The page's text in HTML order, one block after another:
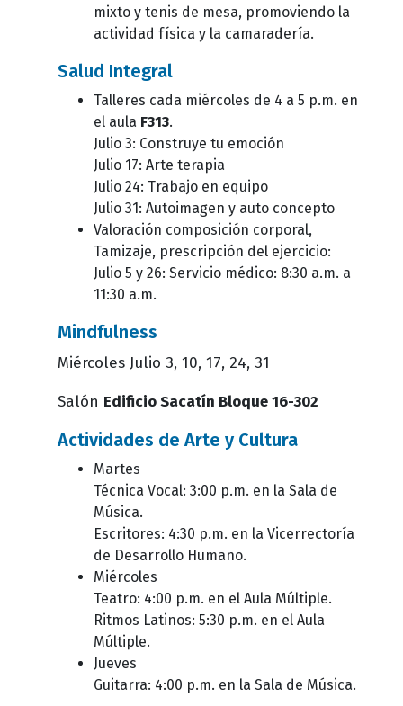
mixto y tenis de mesa, promoviendo la
actividad física y la camaradería.
Salud Integral
Talleres cada miércoles de 4 a 5 p.m. en
el aula F313.
Julio 3: Construye tu emoción
Julio 17: Arte terapia
Julio 24: Trabajo en equipo
Julio 31: Autoimagen y auto concepto
Valoración composición corporal,
Tamizaje, prescripción del ejercicio:
Julio 5 y 26: Servicio médico: 8:30 a.m. a
11:30 a.m.
Mindfulness
Miércoles Julio 3, 10, 17, 24, 31
Salón Edificio Sacatín Bloque 16-302
Actividades de Arte y Cultura
Martes
Técnica Vocal: 3:00 p.m. en la Sala de
Música.
Escritores: 4:30 p.m. en la Vicerrectoría
de Desarrollo Humano.
Miércoles
Teatro: 4:00 p.m. en el Aula Múltiple.
Ritmos Latinos: 5:30 p.m. en el Aula
Múltiple.
Jueves
Guitarra: 4:00 p.m. en la Sala de Música.